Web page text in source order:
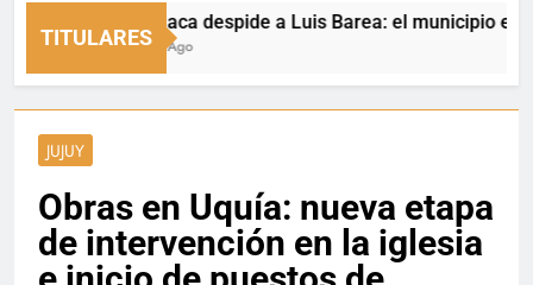
TITULARES
La Quiaca despide a Luis Barea: el municipio
2 Horas Ago
JUJUY
Obras en Uquía: nueva etapa
de intervención en la iglesia